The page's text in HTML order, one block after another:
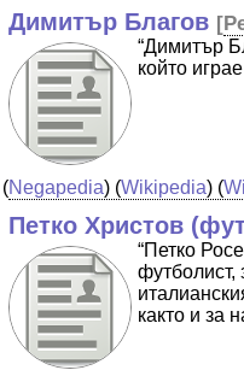
Димитър Благов [
“Димитър
който
(Negapedia) (Wikipedia) (
Петко Христов
“Петко
футболист,
както и за